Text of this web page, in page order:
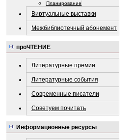
Планирование
Виртуальные выставки
Межбиблиотечный абонемент
проЧТЕНИЕ
Литературные премии
Литературные события
Современные писатели
Советуем почитать
Информационные ресурсы